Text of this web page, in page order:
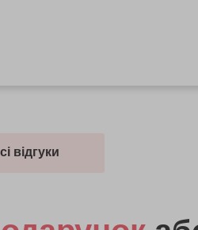
відгуки